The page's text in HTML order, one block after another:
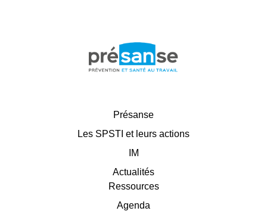
Présanse
Les SPSTI et leurs actions
IM
Actualités
Ressources
Agenda